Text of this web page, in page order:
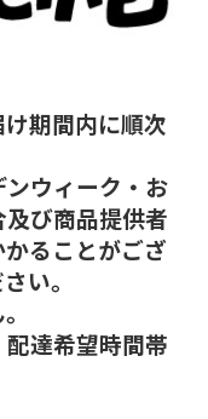
期間内に順次
ウィーク・お
び商品提供者
ることがござ
い。
達希望時間帯